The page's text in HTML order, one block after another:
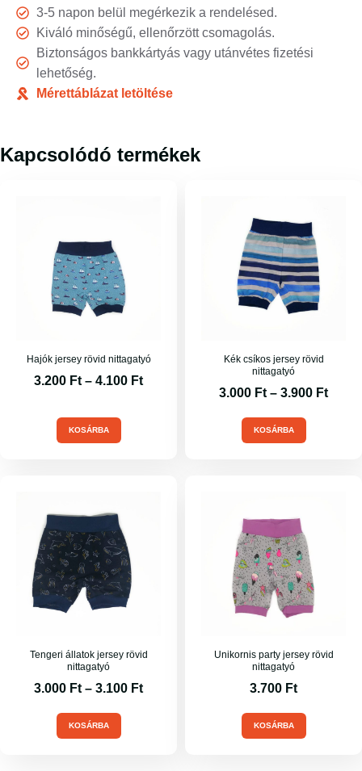
3-5 napon belül megérkezik a rendelésed.
Kiváló minőségű, ellenőrzött csomagolás.
Biztonságos bankkártyás vagy utánvétes fizetési
lehetőség.
Mérettáblázat letöltése
Kapcsolódó termékek
Hajók jersey rövid nittagatyó
3.200 Ft – 4.100 Ft
KOSÁRBA
Kék csíkos jersey rövid
nittagatyó
3.000 Ft – 3.900 Ft
KOSÁRBA
Tengeri állatok jersey rövid
nittagatyó
3.000 Ft – 3.100 Ft
KOSÁRBA
Unikornis party jersey rövid
nittagatyó
3.700 Ft
KOSÁRBA